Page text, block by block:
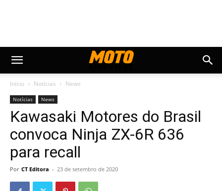
Início Notícias News
Notícias News
Kawasaki Motores do Brasil
convoca Ninja ZX-6R 636
para recall
Por CT Editora - 23 de setembro de 2020